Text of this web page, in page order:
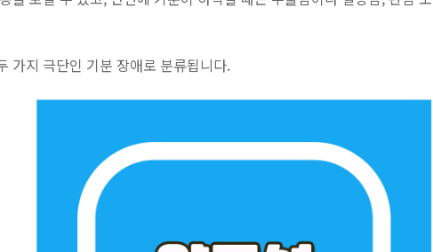
가지 극단인 기분 장애로 분류됩니다.